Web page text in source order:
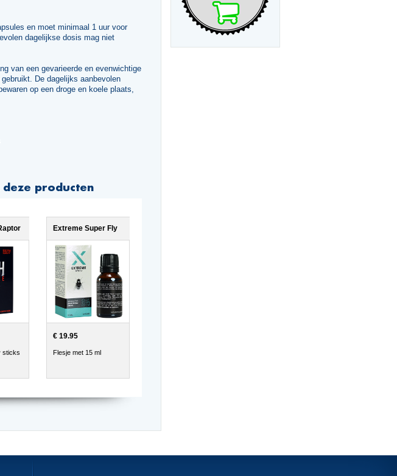
en moet minimaal 1 uur voor
dagelijkse dosis mag niet
van een gevarieerde en evenwichtige
De dagelijks aanbevolen
op een droge en koele plaats,
producten
sticks
Extreme Super Fly
€ 19.95
Flesje met 15 ml